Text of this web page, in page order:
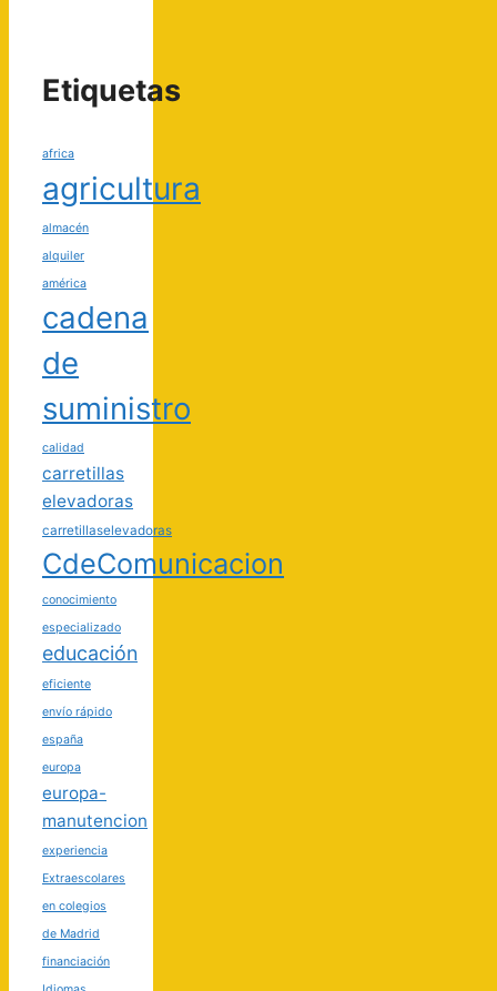
Etiquetas
africa
agricultura
almacén
alquiler
américa
cadena
de
suministro
calidad
carretillas
elevadoras
carretillaselevadoras
CdeComunicacion
conocimiento
especializado
educación
eficiente
envío rápido
españa
europa
europa-
manutencion
experiencia
Extraescolares
en colegios
de Madrid
financiación